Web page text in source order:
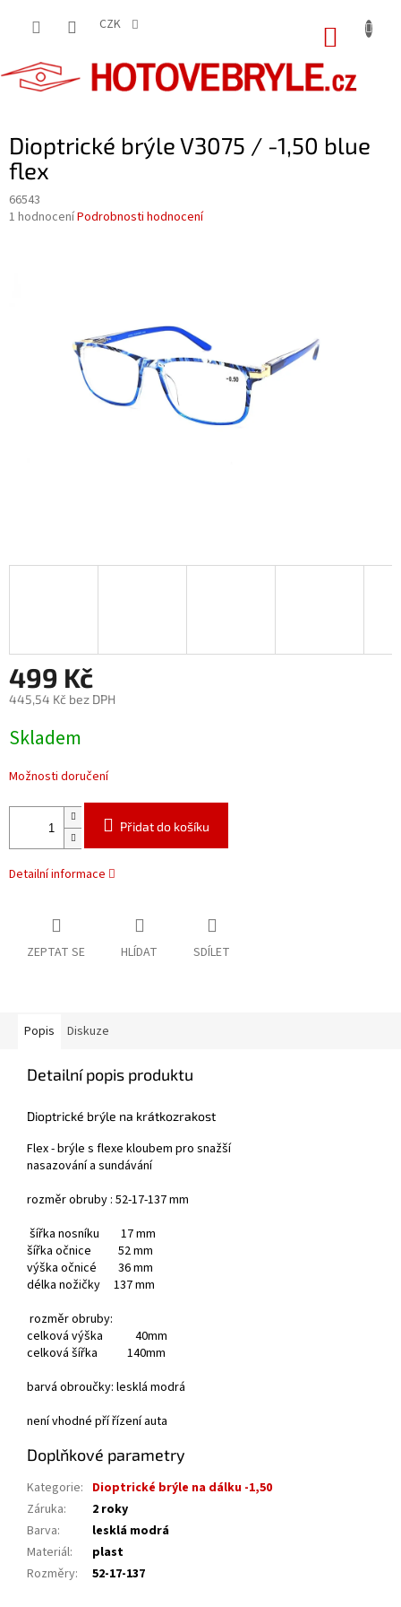
CZK
Dioptrické brýle V3075 / -1,50 blue
flex
66543
Průměrné
1 hodnoceníPodrobnosti hodnocení
499 Kč
445,54 Kč bez DPH
cena:
Skladem
Možnosti doručení
Přidat do košíku
Detailní informace
ZEPTAT SE HLÍDAT SDÍLET
Popis Diskuze
Detailní popis produktu
Dioptrické brýle na krátkozrakost
Flex - brýle s flexe kloubem pro snažší
nasazování a sundávání
rozměr obruby : 52-17-137 mm
šířka nosníku 17 mm
šířka očnice 52 mm
výška očnicé 36 mm
délka nožičky 137 mm
rozměr obruby:
celková výška 40mm
celková šířka 140mm
barvá obroučky: lesklá modrá
není vhodné pří řízení auta
Doplňkové parametry
Kategorie: Dioptrické brýle na dálku -1,50
Záruka:
2 roky
Barva:
lesklá modrá
Materiál:
plast
Rozměry: 52-17-137